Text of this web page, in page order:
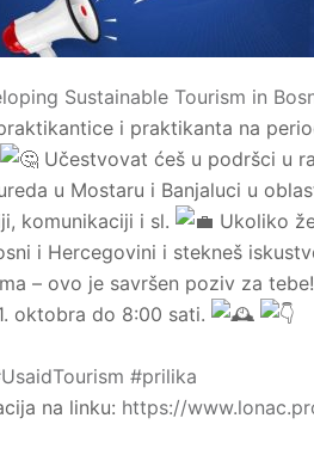
Sustainable Tourism in
i praktikanta na
Učestvovat ćeš u podršci u
u Mostaru i Banjaluci u
komunikaciji i sl.
Ukoliko
i Hercegovini i stekneš
– ovo je savršen poziv za tebe!
oktobra do 8:00 sati.
#prilika
na linku: https://